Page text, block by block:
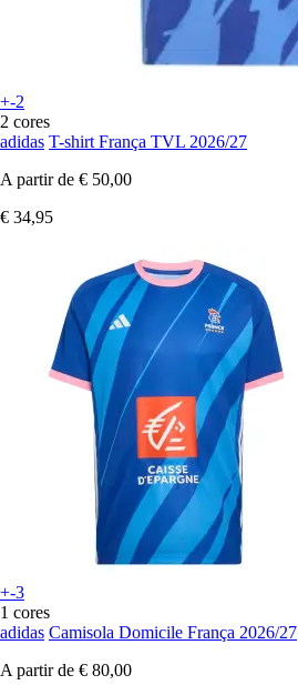
+-2
2 cores
adidas T-shirt França TVL 2026/27
A partir de € 50,00
€ 34,95
+-3
1 cores
adidas Camisola Domicile França 2026/27
A partir de € 80,00